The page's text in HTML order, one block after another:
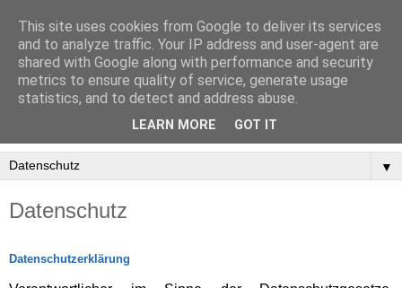
▼
Datenschutz
Datenschutzerklärung
This site uses cookies from Google to deliver its services
and to analyze traffic. Your IP address and user-agent are
shared with Google along with performance and security
metrics to ensure quality of service, generate usage
statistics, and to detect and address abuse.
LEARN MORE GOT IT